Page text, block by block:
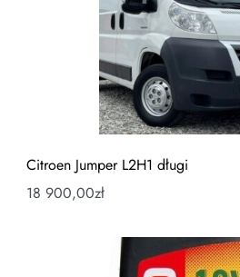
Citroen Jumper L2H1 długi
18 900,00zł